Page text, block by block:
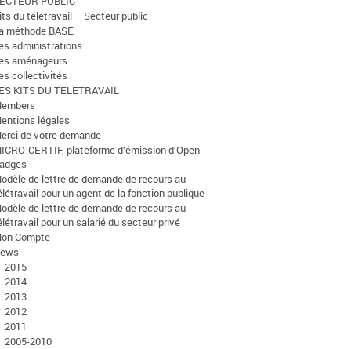
du télétravail – Secteur public
méthode BASE
administrations
aménageurs
collectivités
KITS DU TELETRAVAIL
légales
de votre demande
CERTIF, plateforme d’émission d’Open
de lettre de demande de recours au
pour un agent de la fonction publique
de lettre de demande de recours au
pour un salarié du secteur privé
Compte
2015
2014
2013
2012
2011
2005-2010